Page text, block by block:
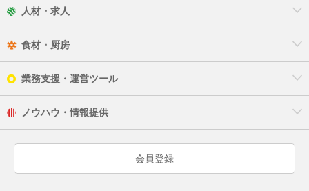
人材・求人
食材・厨房
業務支援・運営ツール
ノウハウ・情報提供
会員登録